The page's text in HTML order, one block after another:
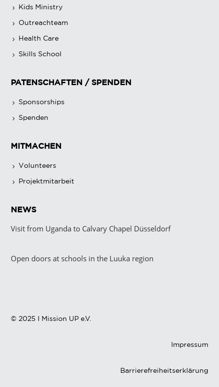
Kids Ministry
Outreachteam
Health Care
Skills School
PATENSCHAFTEN / SPENDEN
Sponsorships
Spenden
MITMACHEN
Volunteers
Projektmitarbeit
NEWS
Visit from Uganda to Calvary Chapel Düsseldorf
Open doors at schools in the Luuka region
© 2025 I Mission UP e.V.
Impressum
Barrierefreiheitserklärung